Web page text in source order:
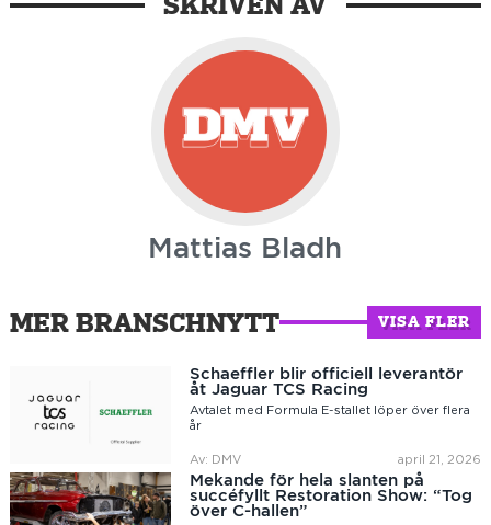
Mattias Bladh
MER BRANSCHNYTT VISA FLER
Schaeffler blir officiell leverantör
åt Jaguar TCS Racing
Avtalet med Formula E-stallet löper över flera
år
Av: DMV april 21, 2026
Mekande för hela slanten på
succéfyllt Restoration Show: “Tog
över C-hallen”